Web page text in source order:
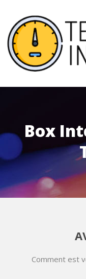
Box
Comment est